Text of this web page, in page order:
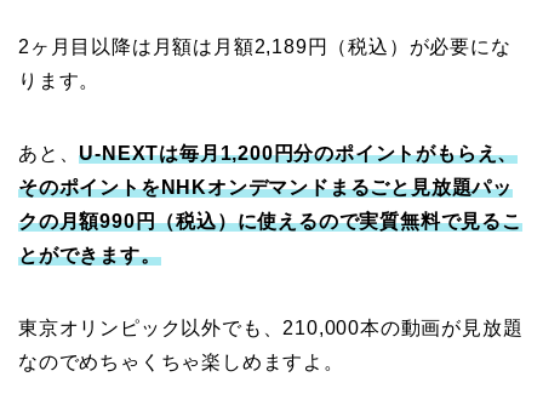
2ヶ月目以降は月額は月額2,189円（税込）が必要にな
ります。
あと、U-NEXTは毎月1,200円分のポイントがもらえ、
そのポイントをNHKオンデマンドまるごと見放題パッ
クの月額990円（税込）に使えるので実質無料で見るこ
とができます。
東京オリンピック以外でも、210,000本の動画が見放題
なのでめちゃくちゃ楽しめますよ。